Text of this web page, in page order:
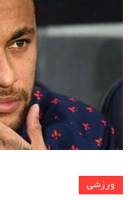
ورزشی